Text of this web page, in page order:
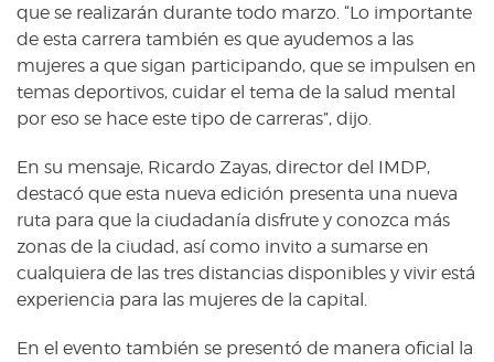
que se realizarán durante todo marzo. “Lo importante
de esta carrera también es que ayudemos a las
mujeres a que sigan participando, que se impulsen en
temas deportivos, cuidar el tema de la salud mental
por eso se hace este tipo de carreras”, dijo.
En su mensaje, Ricardo Zayas, director del IMDP,
destacó que esta nueva edición presenta una nueva
ruta para que la ciudadanía disfrute y conozca más
zonas de la ciudad, así como invito a sumarse en
cualquiera de las tres distancias disponibles y vivir está
experiencia para las mujeres de la capital.
En el evento también se presentó de manera oficial la